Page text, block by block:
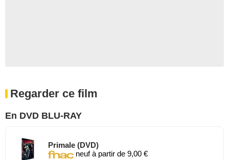
Regarder ce film
En DVD BLU-RAY
Primale (DVD)
neuf à partir de 9,00 €